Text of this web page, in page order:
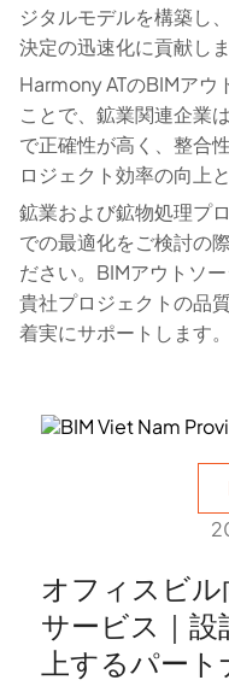
ジタルモデルを構築し
決定の迅速化に貢献しま
Harmony ATのBIMアウ
ことで、鉱業関連企業
で正確性が高く、整合
ロジェクト効率の向上
鉱業および鉱物処理プ
での最適化をご検討の
ださい。BIMアウトソ
貴社プロジェクトの品
着実にサポートします。
オフィスビ
サービス｜設
上するパー